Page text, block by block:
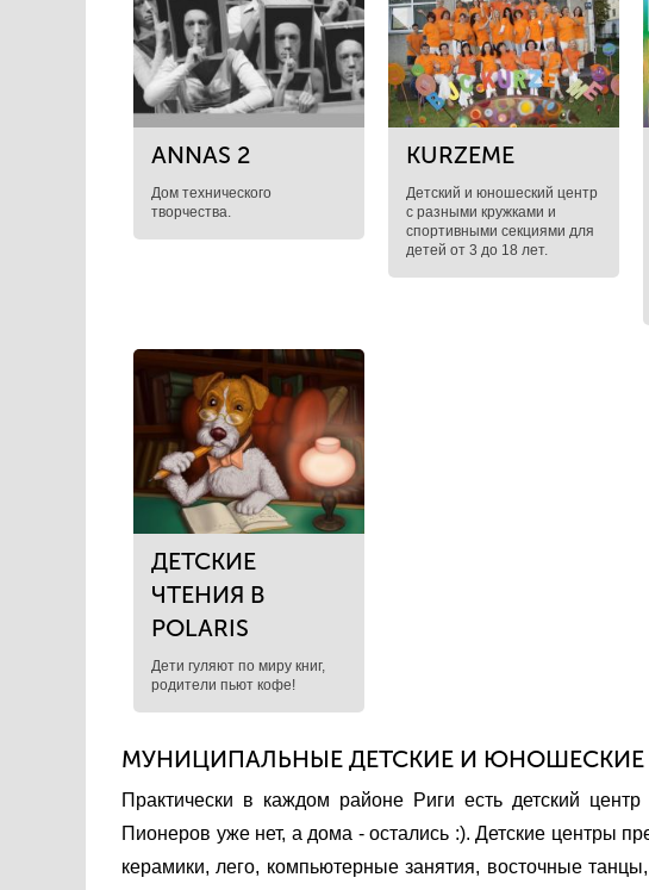
ANNAS 2
Дом технического
творчества.
KURZEME
Детский и юношеский центр
с разными кружками и
спортивными секциями для
детей от 3 до 18 лет.
ДЕТСКИЕ
ЧТЕНИЯ В
POLARIS
Дети гуляют по миру книг,
родители пьют кофе!
МУНИЦИПАЛЬНЫЕ ДЕТСКИЕ И ЮНОШЕСКИЕ
Практически в каждом районе Риги есть детский
Пионеров уже нет, а дома - остались :). Детские центры
керамики, лего, компьютерные занятия, восточные